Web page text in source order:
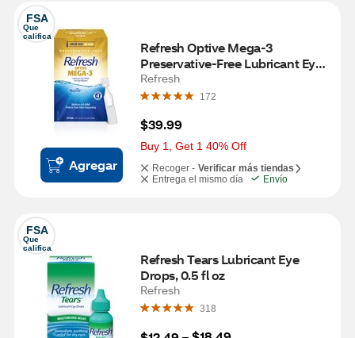
FSA
Que
califica
Agregar
Refresh Optive Mega-3
Preservative-Free Lubricant Eye
Drops, 60 ct, 0.01 fl oz (0.4 mL)
Refresh
172
$39.99
Buy 1, Get 1 40% Off
Recoger - Verificar más tiendas
Entrega el mismo día
Envío
FSA
Que
califica
Refresh Tears Lubricant Eye
Drops, 0.5 fl oz
Refresh
318